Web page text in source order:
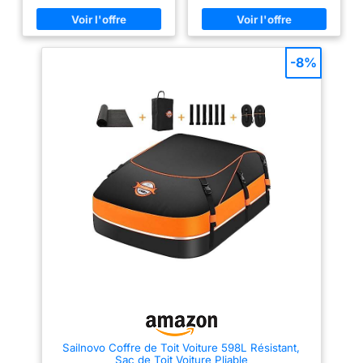
vent et de la
poussière, de la pluie
et de la neige et
dommages. 【Le
design le plus sûr】4
sangles réglables
renforcées, 2 sangles
longues extra
mobiles, 4 crochets
de porte, pour garder
vos bagages en
place même sur les
autoroutes
placé dans le sac de
rangement, occupant
une très petite
latérale: Le coffre de toit
dispose d'une ouverture en
compas latérale pour faciliter le
assure la sécurité de vos biens
pendant les trajets Montage
rapide et efficace: Le montage
est rapide et facile grâce au
serrage manuel de la fixation en
U, sans outils nécessaires
Conçu pour réduire les
sifflements: Le design étudié du
coffre WABB M réduit les
sifflements lors des trajets,
pour un voyage plus paisible
de charge avec un volume de
320 litres, fabriqué en plastique
PP résistant aux intempéries.
AÉRODYNAMIQUE : Réduit la
consommation de carburant et
assure une conduite plus
aérodynamique. Sécurité
avancée : équipé d'un système
de verrouillage de sécurité avec
fermeture centralisée et
protection avant contre
l'ouverture accidentelle.
Dimensions : couleur effet
carbone, poids d'environ 11,5
kg, dimensions extérieures 132
x 77 x 34,5 cm et dimensions
intérieures 123 x 67 x 33 cm,
avec ouverture à droite. Profil
maximal des barres de toit : 80
Sailnovo Coffre de Toit Voiture 598L Résistant,
Sac de Toit Voiture Pliable
-8%